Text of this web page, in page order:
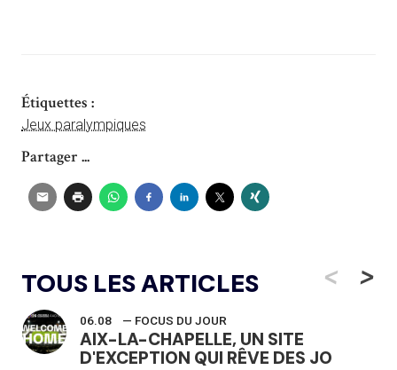
Étiquettes :
Jeux paralympiques
Partager ...
TOUS LES ARTICLES <
06.08 — FOCUS DU JOUR
AIX-LA-CHAPELLE, UN SITE
D'EXCEPTION QUI RÊVE DES JO
>